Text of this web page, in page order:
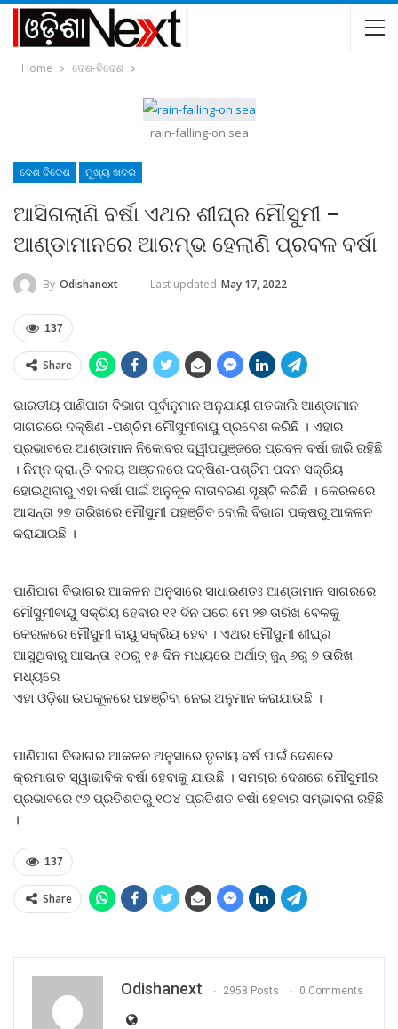
Home ଦେଶ-ବିଦେଶ
rain-falling-on sea
ଦେଶ-ବିଦେଶ ମୁଖ୍ୟ ଖବର
ଆସିଗଲାଣି ବର୍ଷା ଏଥର ଶୀଘ୍ର ମୌସୁମୀ –
ଆଣ୍ଡାମାନରେ ଆରମ୍ଭ ହେଲାଣି ପ୍ରବଳ ବର୍ଷା
By Odishanext Last updated May 17, 2022
137
Share
ଭାରତୀୟ ପାଣିପାଗ ବିଭାଗ ପୂର୍ବାନୁମାନ ଅନୁଯାୟୀ ଗତକାଲି ଆଣ୍ଡାମାନ
ସାଗରରେ ଦକ୍ଷିଣ -ପଶ୍ଚିମ ମୌସୁମୀବାୟୁ ପ୍ରବେଶ କରିଛି । ଏହାର
ପ୍ରଭାବରେ ଆଣ୍ଡାମାନ ନିକୋବର ଦ୍ୱୀପପୁଞ୍ଜରେ ପ୍ରବଳ ବର୍ଷା ଜାରି ରହିଛି
। ନିମ୍ନ କ୍ରାନ୍ତି ବଳୟ ଅଞ୍ଚଳରେ ଦକ୍ଷିଣ-ପଶ୍ଚିମ ପବନ ସକ୍ରିୟ
ହୋଇଥିବାରୁ ଏହା ବର୍ଷା ପାଇଁ ଅନୁକୂଳ ବାତାବରଣ ସୃଷ୍ଟି କରିଛି । କେରଳରେ
ଆସନ୍ତା ୨୭ ତାରିଖରେ ମୌସୁମୀ ପହଞ୍ଚିବ ବୋଲି ବିଭାଗ ପକ୍ଷରୁ ଆକଳନ
କରାଯାଇଛି ।
ପାଣିପାଗ ବିଭାଗର ଆକଳନ ଅନୁସାରେ ସାଧାରଣତଃ ଆଣ୍ଡାମାନ ସାଗରରେ
ମୌସୁମୀବାୟୁ ସକ୍ରିୟ ହେବାର ୧୧ ଦିନ ପରେ ମେ ୨୭ ତାରିଖ ବେଳକୁ
କେରଳରେ ମୌସୁମୀ ବାୟୁ ସକ୍ରିୟ ହେବ । ଏଥର ମୌସୁମୀ ଶୀଘ୍ର
ଆସୁଥିବାରୁ ଆସନ୍ତା ୧୦ରୁ ୧୫ ଦିନ ମଧ୍ୟରେ ଅର୍ଥାତ୍‍ ଜୁନ୍‍ ୬ରୁ ୭ ତାରିଖ
ମଧ୍ୟରେ
ଏହା ଓଡ଼ିଶା ଉପକୂଳରେ ପହଞ୍ଚିବା ନେଇ ଅନୁମାନ କରାଯାଉଛି ।
ପାଣିପାଗ ବିଭାଗର ଆକଳନ ଅନୁସାରେ ତୃତୀୟ ବର୍ଷ ପାଇଁ ଦେଶରେ
କ୍ରମାଗତ ସ୍ୱାଭାବିକ ବର୍ଷା ହେବାକୁ ଯାଉଛି । ସମଗ୍ର ଦେଶରେ ମୌସୁମୀର
ପ୍ରଭାବରେ ୯୬ ପ୍ରତିଶତରୁ ୧୦୪ ପ୍ରତିଶତ ବର୍ଷା ହେବାର ସମ୍ଭାବନା ରହିଛି
।
137
Share
Odishanext 2958 Posts 0 Comments